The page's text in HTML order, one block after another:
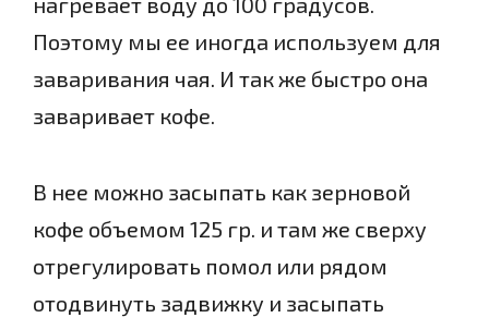
Поэтому мы ее иногда используем для
заваривания чая. И так же быстро она
заваривает кофе.
В нее можно засыпать как зерновой
кофе объемом 125 гр. и там же сверху
отрегулировать помол или рядом
отодвинуть задвижку и засыпать